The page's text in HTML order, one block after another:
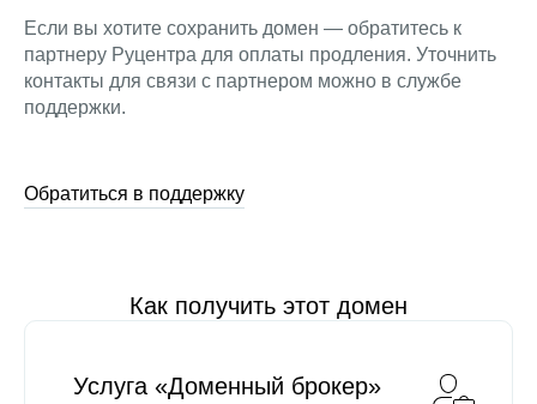
Если вы хотите сохранить домен — обратитесь к
партнеру Руцентра для оплаты продления. Уточнить
контакты для связи с партнером можно в службе
поддержки.
Обратиться в поддержку
Как получить этот домен
Услуга «Доменный брокер»